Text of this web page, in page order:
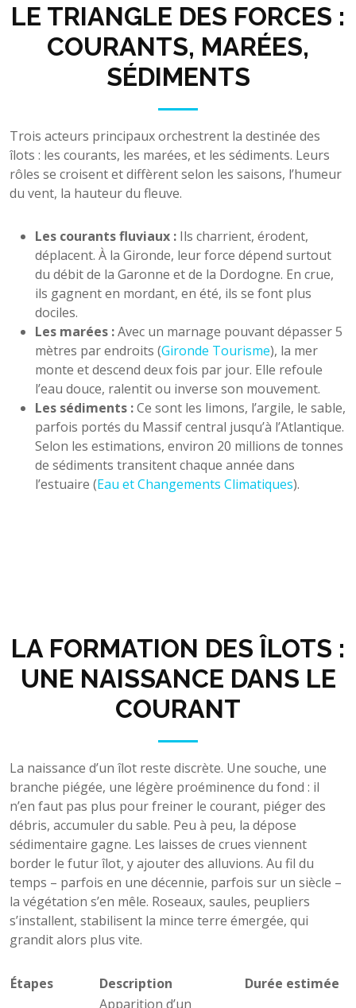
LE TRIANGLE DES FORCES :
COURANTS, MARÉES,
SÉDIMENTS
Trois acteurs principaux orchestrent la destinée des
îlots : les courants, les marées, et les sédiments. Leurs
rôles se croisent et diffèrent selon les saisons, l’humeur
du vent, la hauteur du fleuve.
Les courants fluviaux : Ils charrient, érodent,
déplacent. À la Gironde, leur force dépend surtout
du débit de la Garonne et de la Dordogne. En crue,
ils gagnent en mordant, en été, ils se font plus
dociles.
Les marées :Avec un marnage pouvant dépasser 5
mètres par endroits (Gironde Tourisme), la mer
monte et descend deux fois par jour. Elle refoule
l’eau douce, ralentit ou inverse son mouvement.
Les sédiments :Ce sont les limons, l’argile, le sable,
parfois portés du Massif central jusqu’à l’Atlantique.
Selon les estimations, environ 20 millions de tonnes
de sédiments transitent chaque année dans
l’estuaire (Eau et Changements Climatiques).
LA FORMATION DES ÎLOTS :
UNE NAISSANCE DANS LE
COURANT
La naissance d’un îlot reste discrète. Une souche, une
branche piégée, une légère proéminence du fond : il
n’en faut pas plus pour freiner le courant, piéger des
débris, accumuler du sable. Peu à peu, la dépose
sédimentaire gagne. Les laisses de crues viennent
border le futur îlot, y ajouter des alluvions. Au fil du
temps – parfois en une décennie, parfois sur un siècle –
la végétation s’en mêle. Roseaux, saules, peupliers
s’installent, stabilisent la mince terre émergée, qui
grandit alors plus vite.
Étapes Description
Durée estimée
Apparition d’un